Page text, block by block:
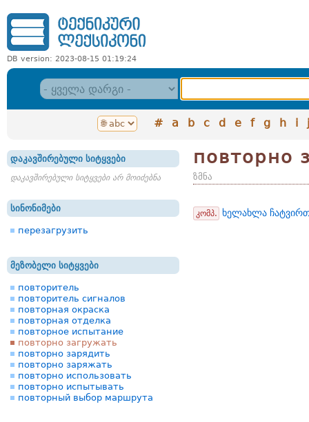
DB version: 2023-08-15 01:19:24
# a b c d e f g h i j
დაკავშირებული სიტყვები
დაკავშირებული სიტყვები არ მოიძებნა
სინონიმები
перезагрузить
მეზობელი სიტყვები
повторитель
повторитель сигналов
повторная окраска
повторная отделка
повторное испытание
повторно загружать
повторно зарядить
повторно заряжать
повторно использовать
повторно испытывать
повторный выбор маршрута
повторно
ზმნა
კომპ. ხელახლა